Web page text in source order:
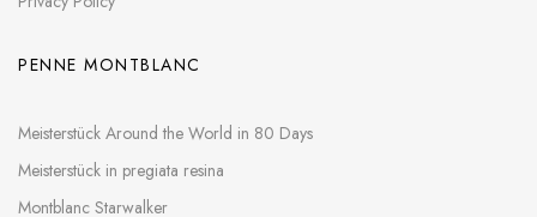
PENNE MONTBLANC
Meisterstück Around the World in 80 Days
Meisterstück in pregiata resina
Montblanc Starwalker